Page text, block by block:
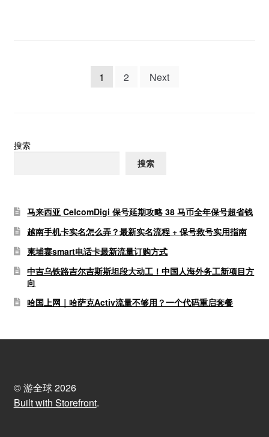
页
1 2 Next
搜索
搜索
马来西亚 CelcomDigi 保号延期攻略 38 马币全年保号超省钱
越南手机卡实名怎么弄？最新实名流程 + 保号救号实用指南
柬埔寨smart电话卡最新流量订购方式
中吉乌铁路吉尔吉斯斯坦段大动工！中国人海外务工新项目方
向
哈国上网｜哈萨克Activ流量不够用？一个代码重启套餐
© 游全球 2026
Built with Storefront.